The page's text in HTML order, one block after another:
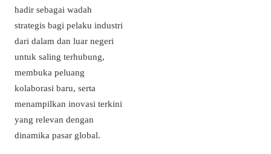
hadir sebagai wadah
strategis bagi pelaku industri
dari dalam dan luar negeri
untuk saling terhubung,
membuka peluang
kolaborasi baru, serta
menampilkan inovasi terkini
yang relevan dengan
dinamika pasar global.